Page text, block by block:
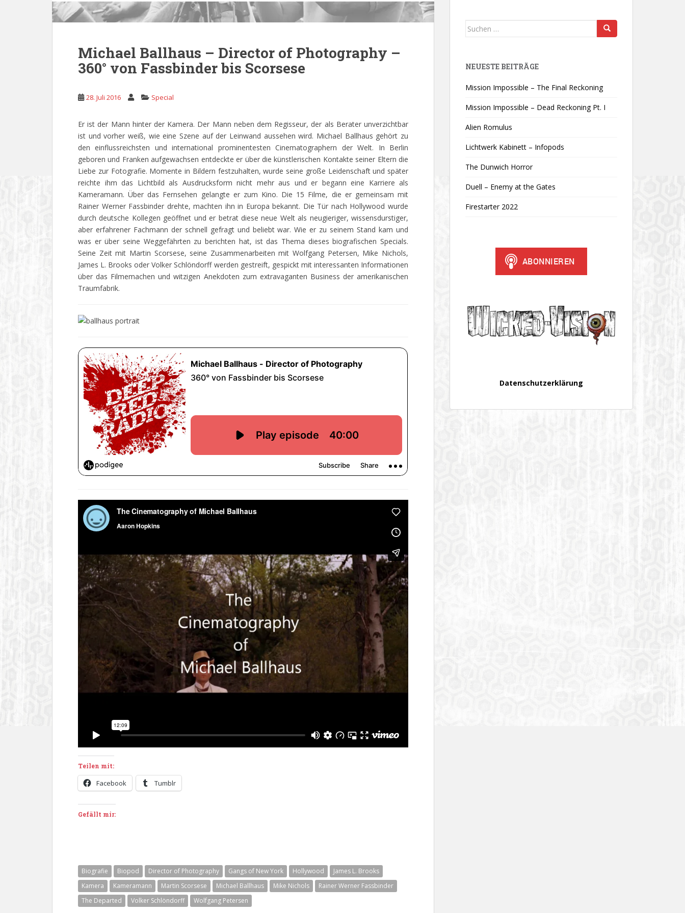
Michael Ballhaus – Director of Photography –
360° von Fassbinder bis Scorsese
28. Juli 2016 Special
Er ist der Mann hinter der Kamera. Der Mann neben dem Regisseur, der als Berater unverzichtbar
ist und vorher weiß, wie eine Szene auf der Leinwand aussehen wird. Michael Ballhaus gehört zu
den einflussreichsten und international prominentesten Cinematographern der Welt. In Berlin
geboren und Franken aufgewachsen entdeckte er über die künstlerischen Kontakte seiner Eltern die
Liebe zur Fotografie. Momente in Bildern festzuhalten, wurde seine große Leidenschaft und später
reichte ihm das Lichtbild als Ausdrucksform nicht mehr aus und er begann eine Karriere als
Kameramann. Über das Fernsehen gelangte er zum Kino. Die 15 Filme, die er gemeinsam mit
Rainer Werner Fassbinder drehte, machten ihn in Europa bekannt. Die Tür nach Hollywood wurde
durch deutsche Kollegen geöffnet und er betrat diese neue Welt als neugieriger, wissensdurstiger,
aber erfahrener Fachmann der schnell gefragt und beliebt war. Wie er zu seinem Stand kam und
was er über seine Weggefährten zu berichten hat, ist das Thema dieses biografischen Specials.
Seine Zeit mit Martin Scorsese, seine Zusammenarbeiten mit Wolfgang Petersen, Mike Nichols,
James L. Brooks oder Volker Schlöndorff werden gestreift, gespickt mit interessanten Informationen
über das Filmemachen und witzigen Anekdoten zum extravaganten Business der amerikanischen
Traumfabrik.
Teilen mit:
Facebook Tumblr
Gefällt mir:
Biografie Biopod Director of Photography Gangs of New York Hollywood
James L. Brooks
Kamera
Kameramann Martin Scorsese Michael Ballhaus Mike Nichols
Rainer Werner Fassbinder
The Departed
Volker Schlöndorff Wolfgang Petersen
Suchen
NEUESTE BEITRÄGE
Mission Impossible – The Final Reckoning
Mission Impossible – Dead Reckoning Pt. I
Alien Romulus
Lichtwerk Kabinett – Infopods
The Dunwich Horror
Duell – Enemy at the Gates
Firestarter 2022
Datenschutzerklärung